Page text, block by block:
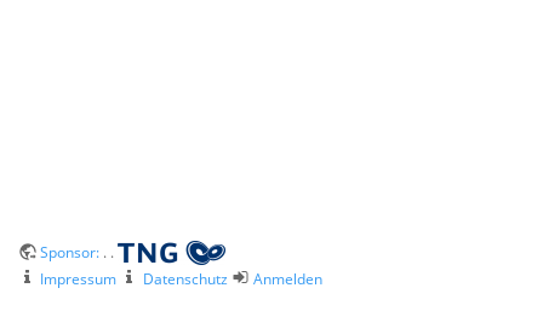
Sponsor: . .
Impressum
Datenschutz Anmelden